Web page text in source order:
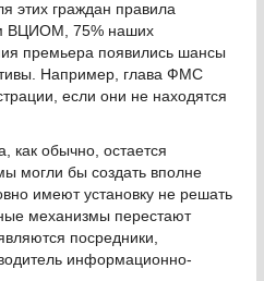
этих граждан правила
ВЦИОМ, 75% наших
премьера появились шансы
Например, глава ФМС
если они не находятся
как обычно, остается
могли бы создать вполне
имеют установку не решать
механизмы перестают
посредники,
информационно-